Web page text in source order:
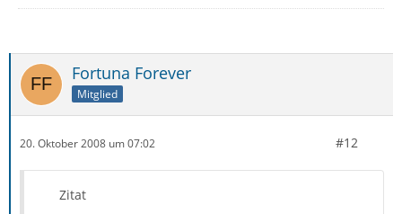
Fortuna Forever
Mitglied
20. Oktober 2008 um 07:02 #12
Zitat